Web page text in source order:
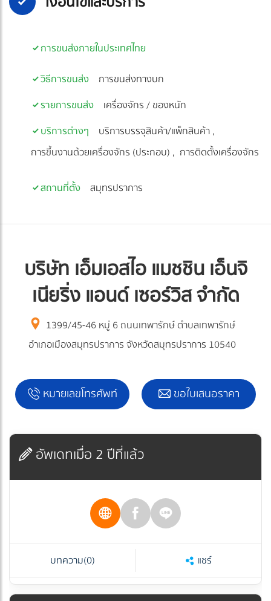
การขนส่งภายในประเทศไทย
วิธีการขนส่ง
การขนส่งทางบก
รายการขนส่ง
เครื่องจักร / ของหนัก
บริการต่างๆ
บริการบรรจุสินค้า/แพ็กสินค้า
การขึ้นงานด้วยเครื่องจักร (ประกอบ)
การติดตั้งเครื่องจักร
สถานที่ตั้ง สมุทรปราการ
บริษัท เอ็มเอสไอ แมชชิน เอ็นจิ
เนียริ่ง แอนด์ เซอร์วิส จำกัด
1399/45-46 หมู่ 6 ถนนเทพารักษ์ ตำบลเทพารักษ์
อำเภอเมืองสมุทรปราการ จังหวัดสมุทรปราการ 10540
หมายเลขโทรศัพท์ ขอใบเสนอราคา
อัพเดทเมื่อ 2 ปีที่แล้ว
บทความ(0) แชร์